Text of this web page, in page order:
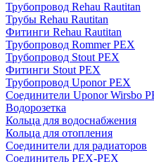
Трубопровод Rehau Rautitan
Трубы Rehau Rautitan
Фитинги Rehau Rautitan
Трубопровод Rommer PEX
Трубопровод Stout PEX
Фитинги Stout PEX
Трубопровод Uponor PEX
Соединители Uponor Wirsbo
Водорозетка
Кольца для водоснабжения
Кольца для отопления
Соединители для радиаторов
Соединитель PEX-PEX